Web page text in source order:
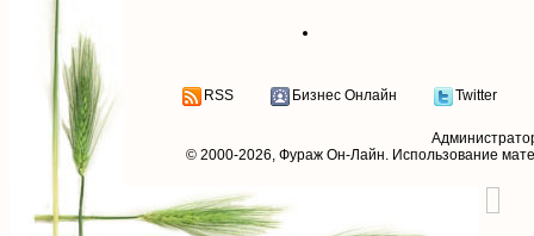
RSS Бизнес Онлайн Twitter
© 2000-2026, Фураж Он-Лайн. Использование